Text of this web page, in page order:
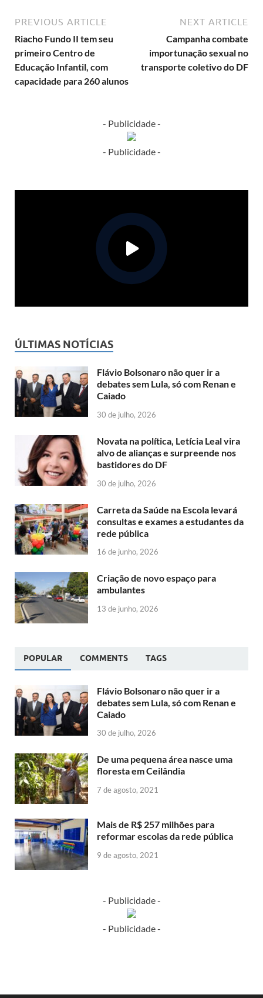
PREVIOUS ARTICLE
Riacho Fundo II tem seu
primeiro Centro de
Educação Infantil, com
capacidade para 260 alunos
NEXT ARTICLE
Campanha combate
importunação sexual no
transporte coletivo do DF
- Publicidade -
- Publicidade -
ÚLTIMAS NOTÍCIAS
Flávio Bolsonaro não quer ir a
debates sem Lula, só com Renan e
Caiado
30 de julho, 2026
Novata na política, Letícia Leal vira
alvo de alianças e surpreende nos
bastidores do DF
30 de julho, 2026
Carreta da Saúde na Escola levará
consultas e exames a estudantes da
rede pública
16 de junho, 2026
Criação de novo espaço para
ambulantes
13 de junho, 2026
POPULAR COMMENTS TAGS
Flávio Bolsonaro não quer ir a
debates sem Lula, só com Renan e
Caiado
30 de julho, 2026
De uma pequena área nasce uma
floresta em Ceilândia
7 de agosto, 2021
Mais de R$ 257 milhões para
reformar escolas da rede pública
9 de agosto, 2021
- Publicidade -
- Publicidade -